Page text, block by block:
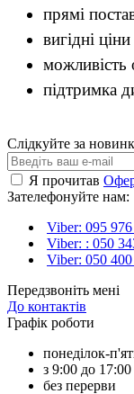
прямі
вигідні
можливість
підтримка
Слідкуйте за
Я прочитав
Зателефонуйте нам:
Viber: 095
Viber: : 050
Viber: 050
Передзвоніть мені
До контактів
Графік роботи
понеділок-
з 9:00 до 17:00
без перерви